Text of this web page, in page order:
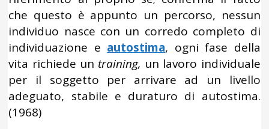
che questo è appunto un percorso, nessun
individuo nasce con un corredo completo di
individuazione e autostima, ogni fase della
vita richiede un training, un lavoro individuale
per il soggetto per arrivare ad un livello
adeguato, stabile e duraturo di autostima.
(1968)